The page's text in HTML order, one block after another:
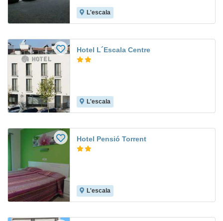
L'escala
Hotel L´Escala Centre
L'escala
Hotel Pensió Torrent
L'escala